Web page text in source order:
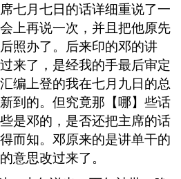
七月七日的话详细重说了一
上再说一次，并且把他原先
照办了。后来印的邓的讲
来了，是经我的手最后审定
编上登的我在七月九日的总
到的。但究竟那【哪】些话
是邓的，是否还把主席的话
而知。邓原来的是讲单干的
意思改过来了。